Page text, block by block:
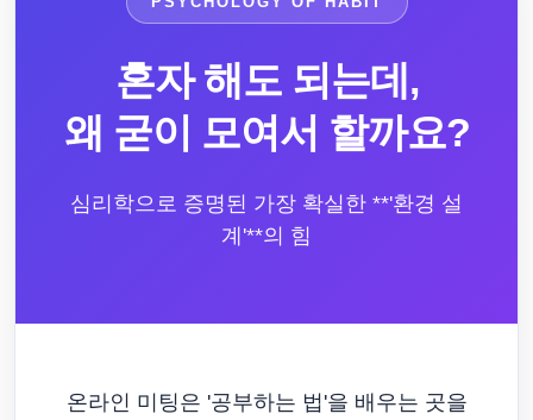
혼자 해도 되는데,
왜 굳이 모여서 할까요?
심리학으로 증명된 가장 확실한 **'환경 설
계'**의 힘
온라인 미팅은 '공부하는 법'을 배우는 곳을